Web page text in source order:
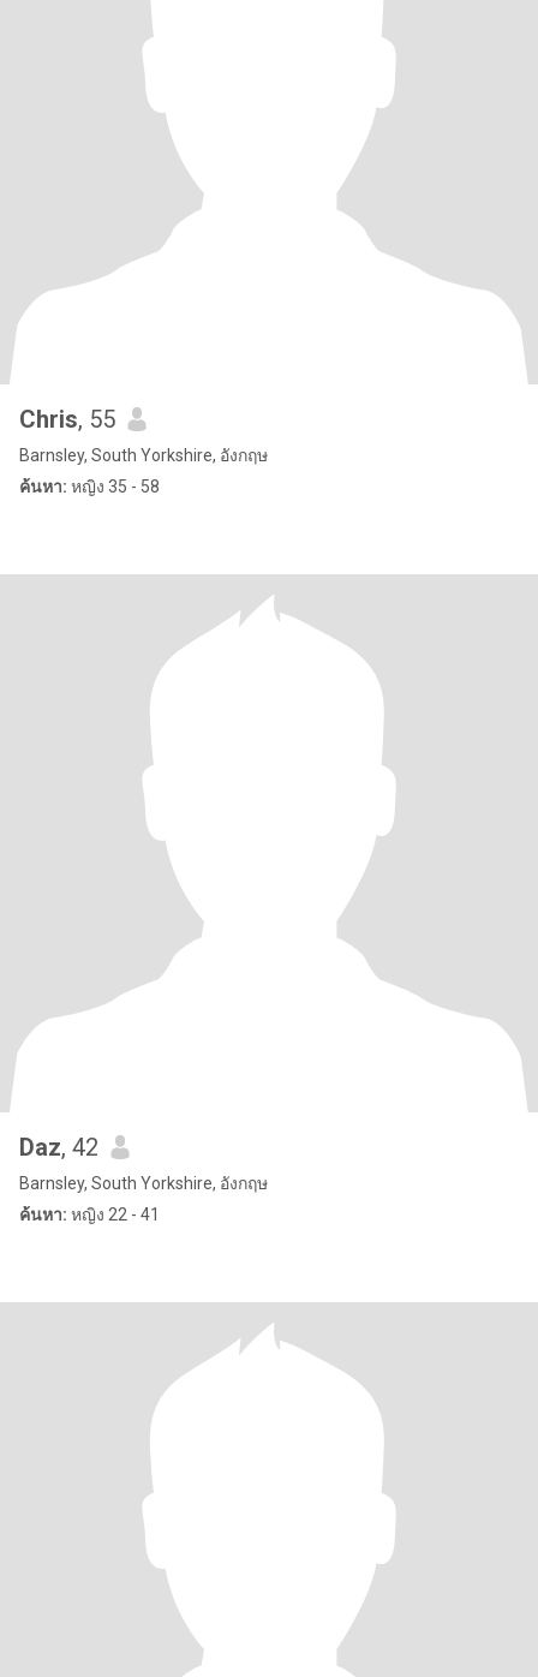
Chris, 55
Barnsley, South Yorkshire, อังกฤษ
ค้นหา: หญิง 35 - 58
Daz, 42
Barnsley, South Yorkshire, อังกฤษ
ค้นหา: หญิง 22 - 41